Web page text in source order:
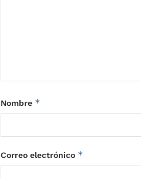
Nombre *
Correo electrónico *